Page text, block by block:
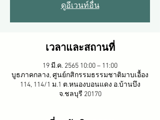
ดูอีเวนท์อื่น
เวลาและสถานที่
19 มี.ค. 2565 10:00 – 11:00
บูธภาคกลาง, ศูนย์กสิกรรมธรรมชาติมาบเอื้อง​
114, 114/1 ม.1 ต.หนองบอนแดง อ.บ้านบึง
จ.ชลบุรี 20170